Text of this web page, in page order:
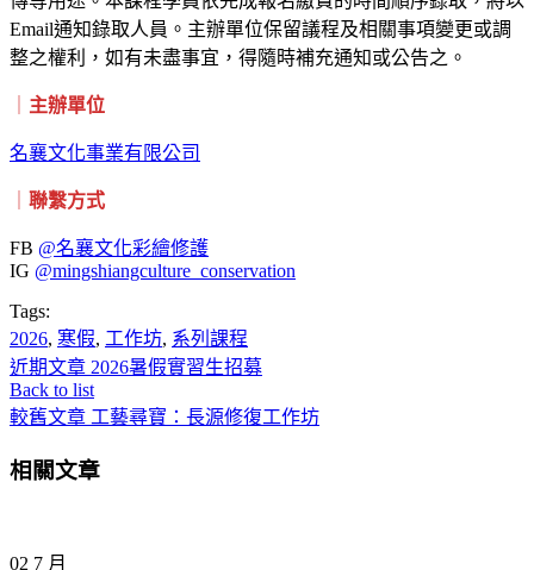
Email通知錄取人員。主辦單位保留議程及相關事項變更或調
整之權利，如有未盡事宜，得隨時補充通知或公告之。
主辦單位
名襄文化事業有限公司
聯繫方式
FB @名襄文化彩繪修護
IG @mingshiangculture_conservation
Tags:
2026, 寒假, 工作坊, 系列課程
近期文章 2026暑假實習生招募
Back to list
較舊文章 工藝尋寶：長源修復工作坊
相關文章
02 7 月